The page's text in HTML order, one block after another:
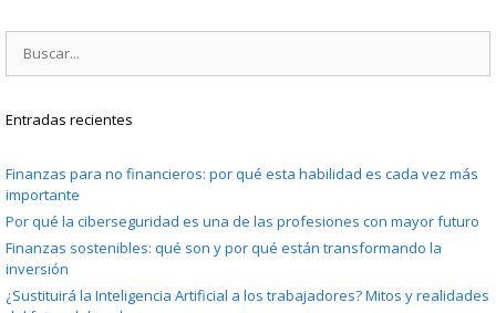
Entradas recientes
Finanzas para no financieros: por qué esta habilidad es cada vez más
importante
Por qué la ciberseguridad es una de las profesiones con mayor futuro
Finanzas sostenibles: qué son y por qué están transformando la
inversión
¿Sustituirá la Inteligencia Artificial a los trabajadores? Mitos y realidades